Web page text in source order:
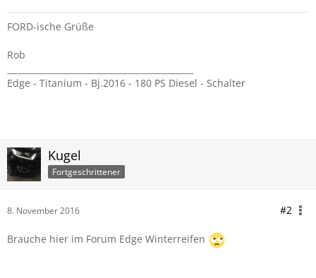
FORD-ische Grüße
Rob
Edge - Titanium - Bj.2016 - 180 PS Diesel - Schalter
Kugel
Fortgeschrittener
8. November 2016 #2
Brauche hier im Forum Edge Winterreifen